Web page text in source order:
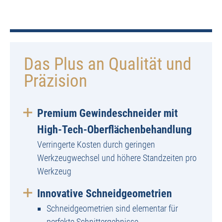
Das Plus an Qualität und
Präzision
Premium Gewindeschneider mit
High-Tech-Oberflächenbehandlung
Verringerte Kosten durch geringen
Werkzeugwechsel und höhere Standzeiten pro
Werkzeug
Innovative Schneidgeometrien
Schneidgeometrien sind elementar für